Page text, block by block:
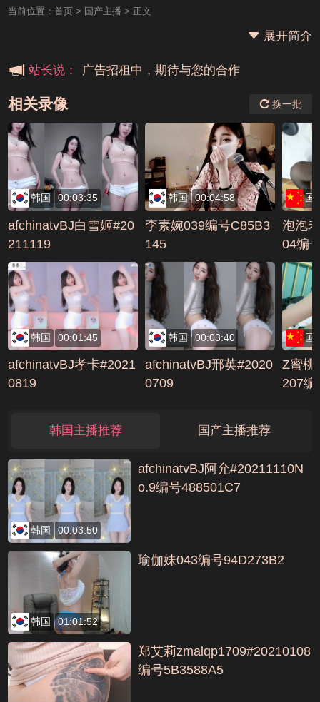
当前位置： 首页> 国产主播 > 正文
展开简介
站长说： 广告招租中，期待与您的合作
相关录像 换一批
韩国 00:03:35
afchinatvBJ白雪姬#20
211119
韩国 00:04:58
李素婉039编号C85B3
145
国
泡泡
04编
韩国 00:01:45
afchinatvBJ孝卡#2021
0819
韩国 00:03:40
afchinatvBJ邢英#2020
0709
国
Z蜜桃
207编
韩国主播推荐 国产主播推荐
韩国 00:03:50
afchinatvBJ阿允#20211110N
o.9编号488501C7
韩国 01:01:52
瑜伽妹043编号94D273B2
郑艾莉zmalqp1709#20210108
编号5B3588A5